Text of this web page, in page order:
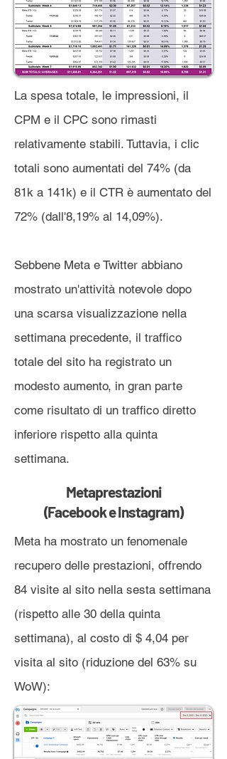
La spesa totale, le impressioni, il
CPM e il CPC sono rimasti
relativamente stabili. Tuttavia, i clic
totali sono aumentati del 74% (da
81k a 141k) e il CTR è aumentato del
72% (dall'8,19% al 14,09%).
Sebbene Meta e Twitter abbiano
mostrato un'attività notevole dopo
una scarsa visualizzazione nella
settimana precedente, il traffico
totale del sito ha registrato un
modesto aumento, in gran parte
come risultato di un traffico diretto
inferiore rispetto alla quinta
settimana.
Metaprestazioni
(Facebook e Instagram)
Meta ha mostrato un fenomenale
recupero delle prestazioni, offrendo
84 visite al sito nella sesta settimana
(rispetto alle 30 della quinta
settimana), al costo di $ 4,04 per
visita al sito (riduzione del 63% su
WoW):